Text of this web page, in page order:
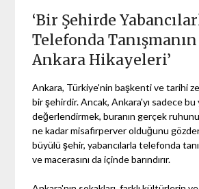
‘Bir Şehirde
Telefonda
Ankara Hikayeleri’
Ankara, Türkiye'nin başkenti ve tarihi
bir şehirdir. Ancak, Ankara'yı sadece
değerlendirmek, buranın gerçek ruhunu
ne kadar misafirperver olduğunu
büyülü şehir, yabancılarla telefonda
ve macerasını da içinde barındırır.